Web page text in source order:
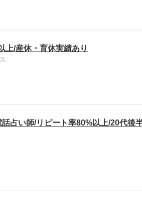
上/産休・育休実績あり
占い師/リピート率80%以上/20代後